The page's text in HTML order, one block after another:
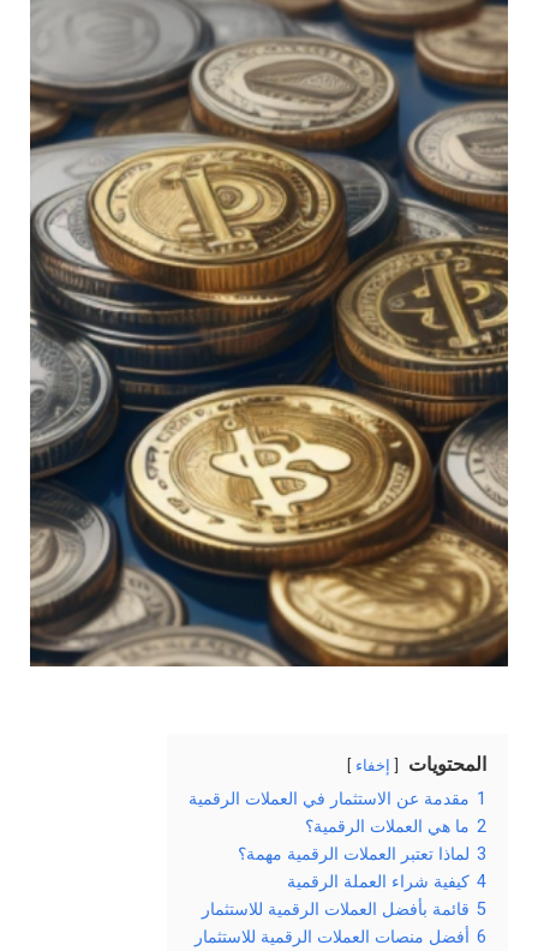
المحتويات إخفاء
1 مقدمة عن الاستثمار في العملات الرقمية
2 ما هي العملات الرقمية؟
3 لماذا تعتبر العملات الرقمية مهمة؟
4 كيفية شراء العملة الرقمية
5 قائمة بأفضل العملات الرقمية للاستثمار
6 أفضل منصات العملات الرقمية للاستثمار